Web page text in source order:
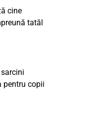
cine
tatăl
pentru copii